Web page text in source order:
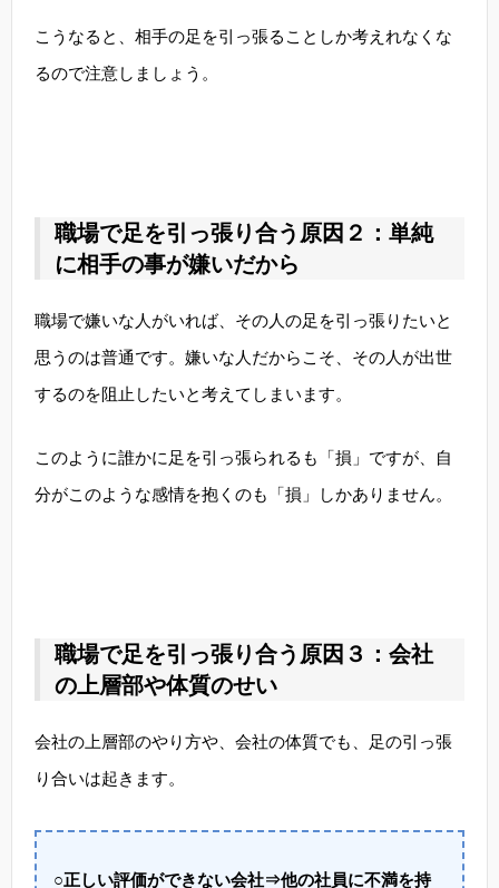
こうなると、相手の足を引っ張ることしか考えれなくな
るので注意しましょう。
職場で足を引っ張り合う原因２：単純
に相手の事が嫌いだから
職場で嫌いな人がいれば、その人の足を引っ張りたいと
思うのは普通です。嫌いな人だからこそ、その人が出世
するのを阻止したいと考えてしまいます。
このように誰かに足を引っ張られるも「損」ですが、自
分がこのような感情を抱くのも「損」しかありません。
職場で足を引っ張り合う原因３：会社
の上層部や体質のせい
会社の上層部のやり方や、会社の体質でも、足の引っ張
り合いは起きます。
○正しい評価ができない会社⇒他の社員に不満を持